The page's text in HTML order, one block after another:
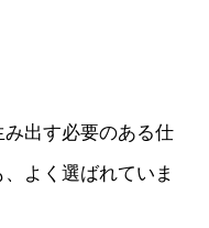
出す必要のある仕
よく選ばれていま